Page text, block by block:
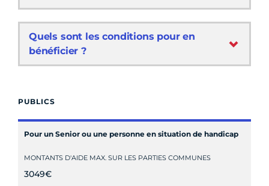
Quels sont les conditions pour en
bénéficier ?
PUBLICS
Pour un Senior ou une personne en situation de handicap
MONTANTS D'AIDE MAX. SUR LES PARTIES COMMUNES
3049€